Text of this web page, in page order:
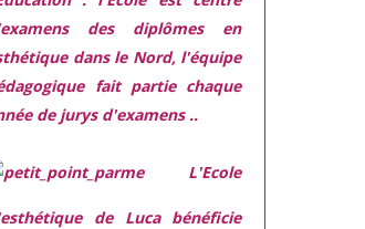
des diplômes en
dans le Nord, l'équipe
fait partie chaque
de jurys d'examens ..
L'Ecole
de Luca bénéficie